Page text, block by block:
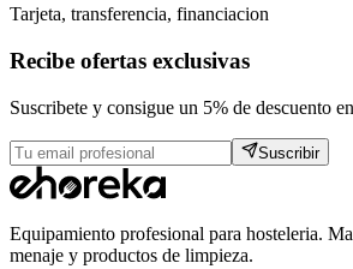
Tarjeta, transferencia, financiacion
Recibe ofertas exclusivas
Suscribete y consigue un 5% de descuento
Suscribir
Equipamiento profesional para hosteleria.
menaje y productos de limpieza.